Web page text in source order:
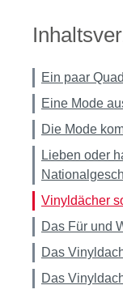
Ein paar
Eine Mode
Die Mode
Lieben oder
Vinyldächer
Das Für und
Das
Das